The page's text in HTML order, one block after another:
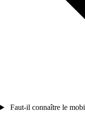
Faut-il connaître le